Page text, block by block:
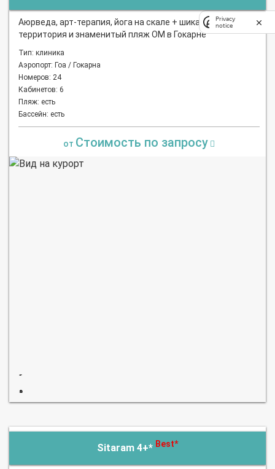
Аюрведа, арт-терапия, йога на скале + шикарная
территория и знаменитый пляж ОМ в Гокарне
Тип: клиника
Аэропорт: Гоа / Гокарна
Номеров: 24
Кабинетов: 6
Пляж: есть
Бассейн: есть
от Стоимость по запросу
Sitaram 4+* Best*
Privacy
notice